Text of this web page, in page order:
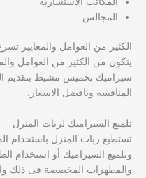
المجالس
الكثير من العوامل والمعايير
يتكون من الكثير من العوامل
سيراميك بخميس مشيط بتقديم
المنافسه وبافضل الاسعار.
تلميع السيراميك لربات المنزل
تستطيع ربات المنزل باستخدام
وتلميع السيراميك أو استخدام
والمطهرات المخصصة فى ذلك